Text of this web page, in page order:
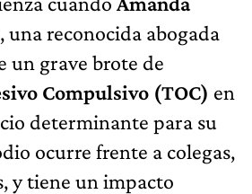
, una reconocida abogada
un grave brote de
Compulsivo (TOC) en
determinante para su
ocurre frente a colegas,
y tiene un impacto